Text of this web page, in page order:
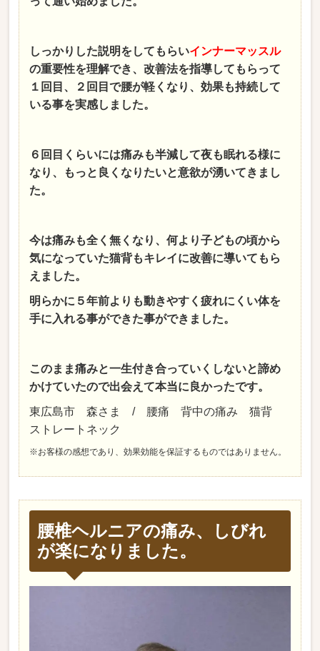
しっかりした説明をしてもらいインナーマッスル
の重要性を理解でき、改善法を指導してもらって
１回目、２回目で腰が軽くなり、効果も持続して
いる事を実感しました。
６回目くらいには痛みも半減して夜も眠れる様に
なり、もっと良くなりたいと意欲が湧いてきまし
た。
今は痛みも全く無くなり、何より子どもの頃から
気になっていた猫背もキレイに改善に導いてもら
えました。
明らかに５年前よりも動きやすく疲れにくい体を
手に入れる事ができた事ができました。
このまま痛みと一生付き合っていくしないと諦め
かけていたので出会えて本当に良かったです。
東広島市 森さま / 腰痛 背中の痛み 猫背
ストレートネック
※お客様の感想であり、効果効能を保証するものではありません。
腰椎ヘルニアの痛み、しびれ
が楽になりました。